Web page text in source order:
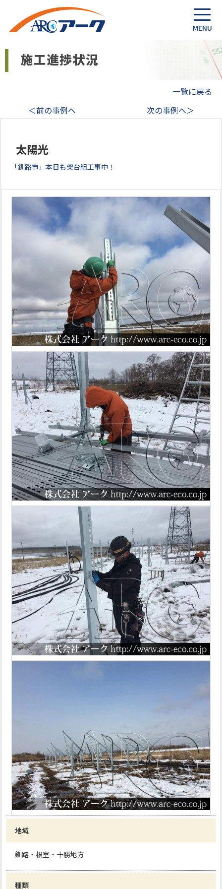
一覧に戻る
＜前の事例へ
次の事例へ＞
太陽光
「釧路市」本日も架台組工事中！
地域
釧路・根室・十勝地方
種類